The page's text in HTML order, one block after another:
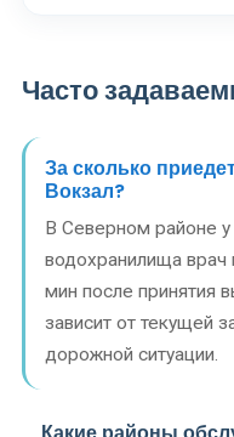
Часто
За сколько
Вокзал?
В Северном районе у
водохранилища
мин после принятия
зависит от текущей
дорожной ситуации.